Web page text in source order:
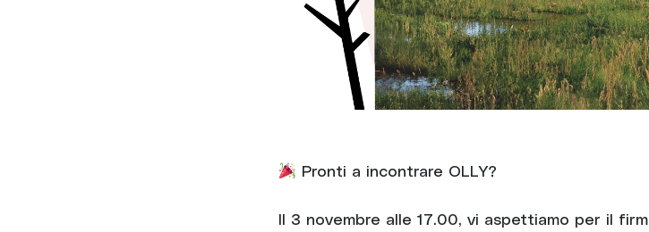
Pronti a incontrare OLLY?
Il 3 novembre alle 17.00, vi aspettiamo per il